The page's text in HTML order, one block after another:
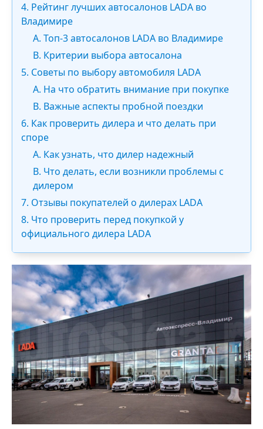
4. Рейтинг лучших автосалонов LADA во
Владимире
A. Топ-3 автосалонов LADA во Владимире
B. Критерии выбора автосалона
5. Советы по выбору автомобиля LADA
A. На что обратить внимание при покупке
B. Важные аспекты пробной поездки
6. Как проверить дилера и что делать при
споре
A. Как узнать, что дилер надежный
B. Что делать, если возникли проблемы с
дилером
7. Отзывы покупателей о дилерах LADA
8. Что проверить перед покупкой у
официального дилера LADA